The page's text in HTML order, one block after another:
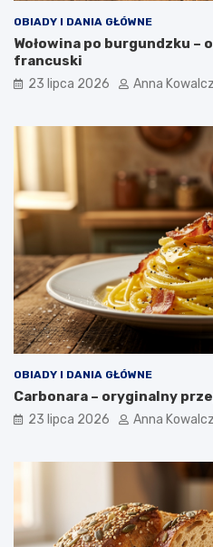
OBIADY I DANIA GŁÓWNE
Wołowina po burgundzku –
francuski
23 lipca 2026 Anna
OBIADY I DANIA GŁÓWNE
Carbonara – oryginalny
23 lipca 2026 Anna